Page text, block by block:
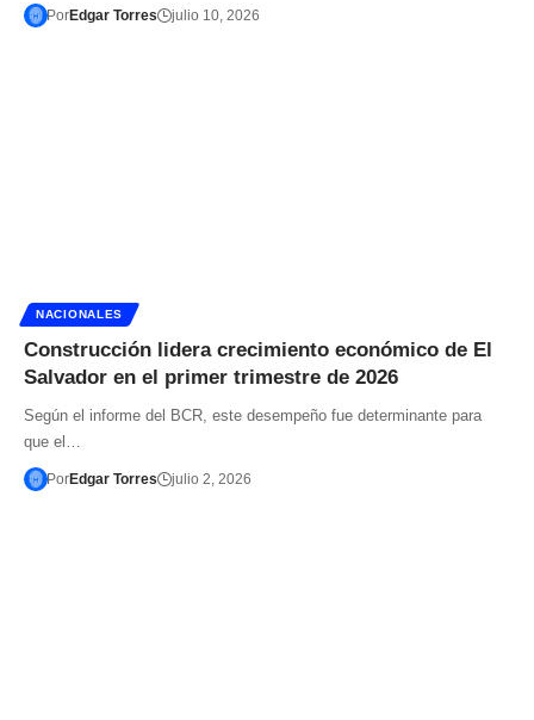
PorEdgar Torres julio 10, 2026
NACIONALES
Construcción lidera crecimiento económico de El
Salvador en el primer trimestre de 2026
Según el informe del BCR, este desempeño fue determinante para
que el…
PorEdgar Torres julio 2, 2026